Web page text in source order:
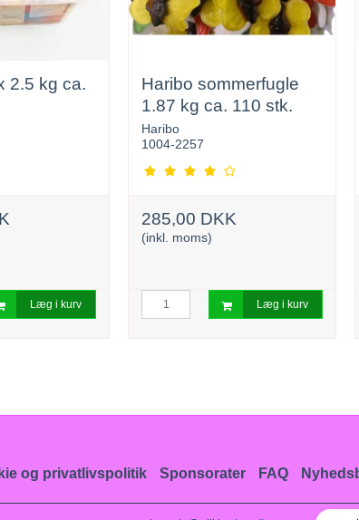
2.5 kg ca.
Læg i kurv
Haribo sommerfugle
1.87 kg ca. 110 stk.
Haribo
1004-2257
285,00 DKK
(inkl. moms)
Læg i kurv
og privatlivspolitik Sponsorater FAQ